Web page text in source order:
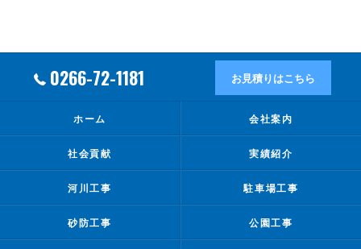
0266-72-1181 お見積りはこちら
ホーム 会社案内
社会貢献 実績紹介
河川工事 駐車場工事
砂防工事 公園工事